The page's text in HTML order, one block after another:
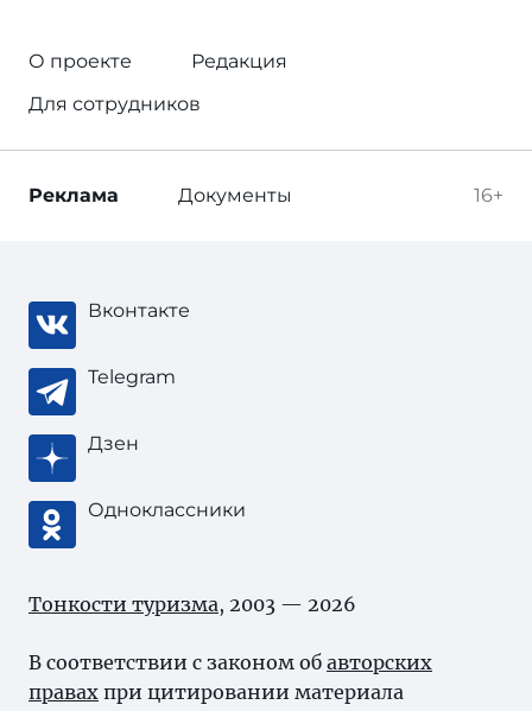
О проекте
Редакция
Для сотрудников
16+
Реклама Документы
Вконтакте
Telegram
Дзен
Одноклассники
Тонкости туризма, 2003 — 2026
В соответствии с законом об авторских
правах при цитировании материала